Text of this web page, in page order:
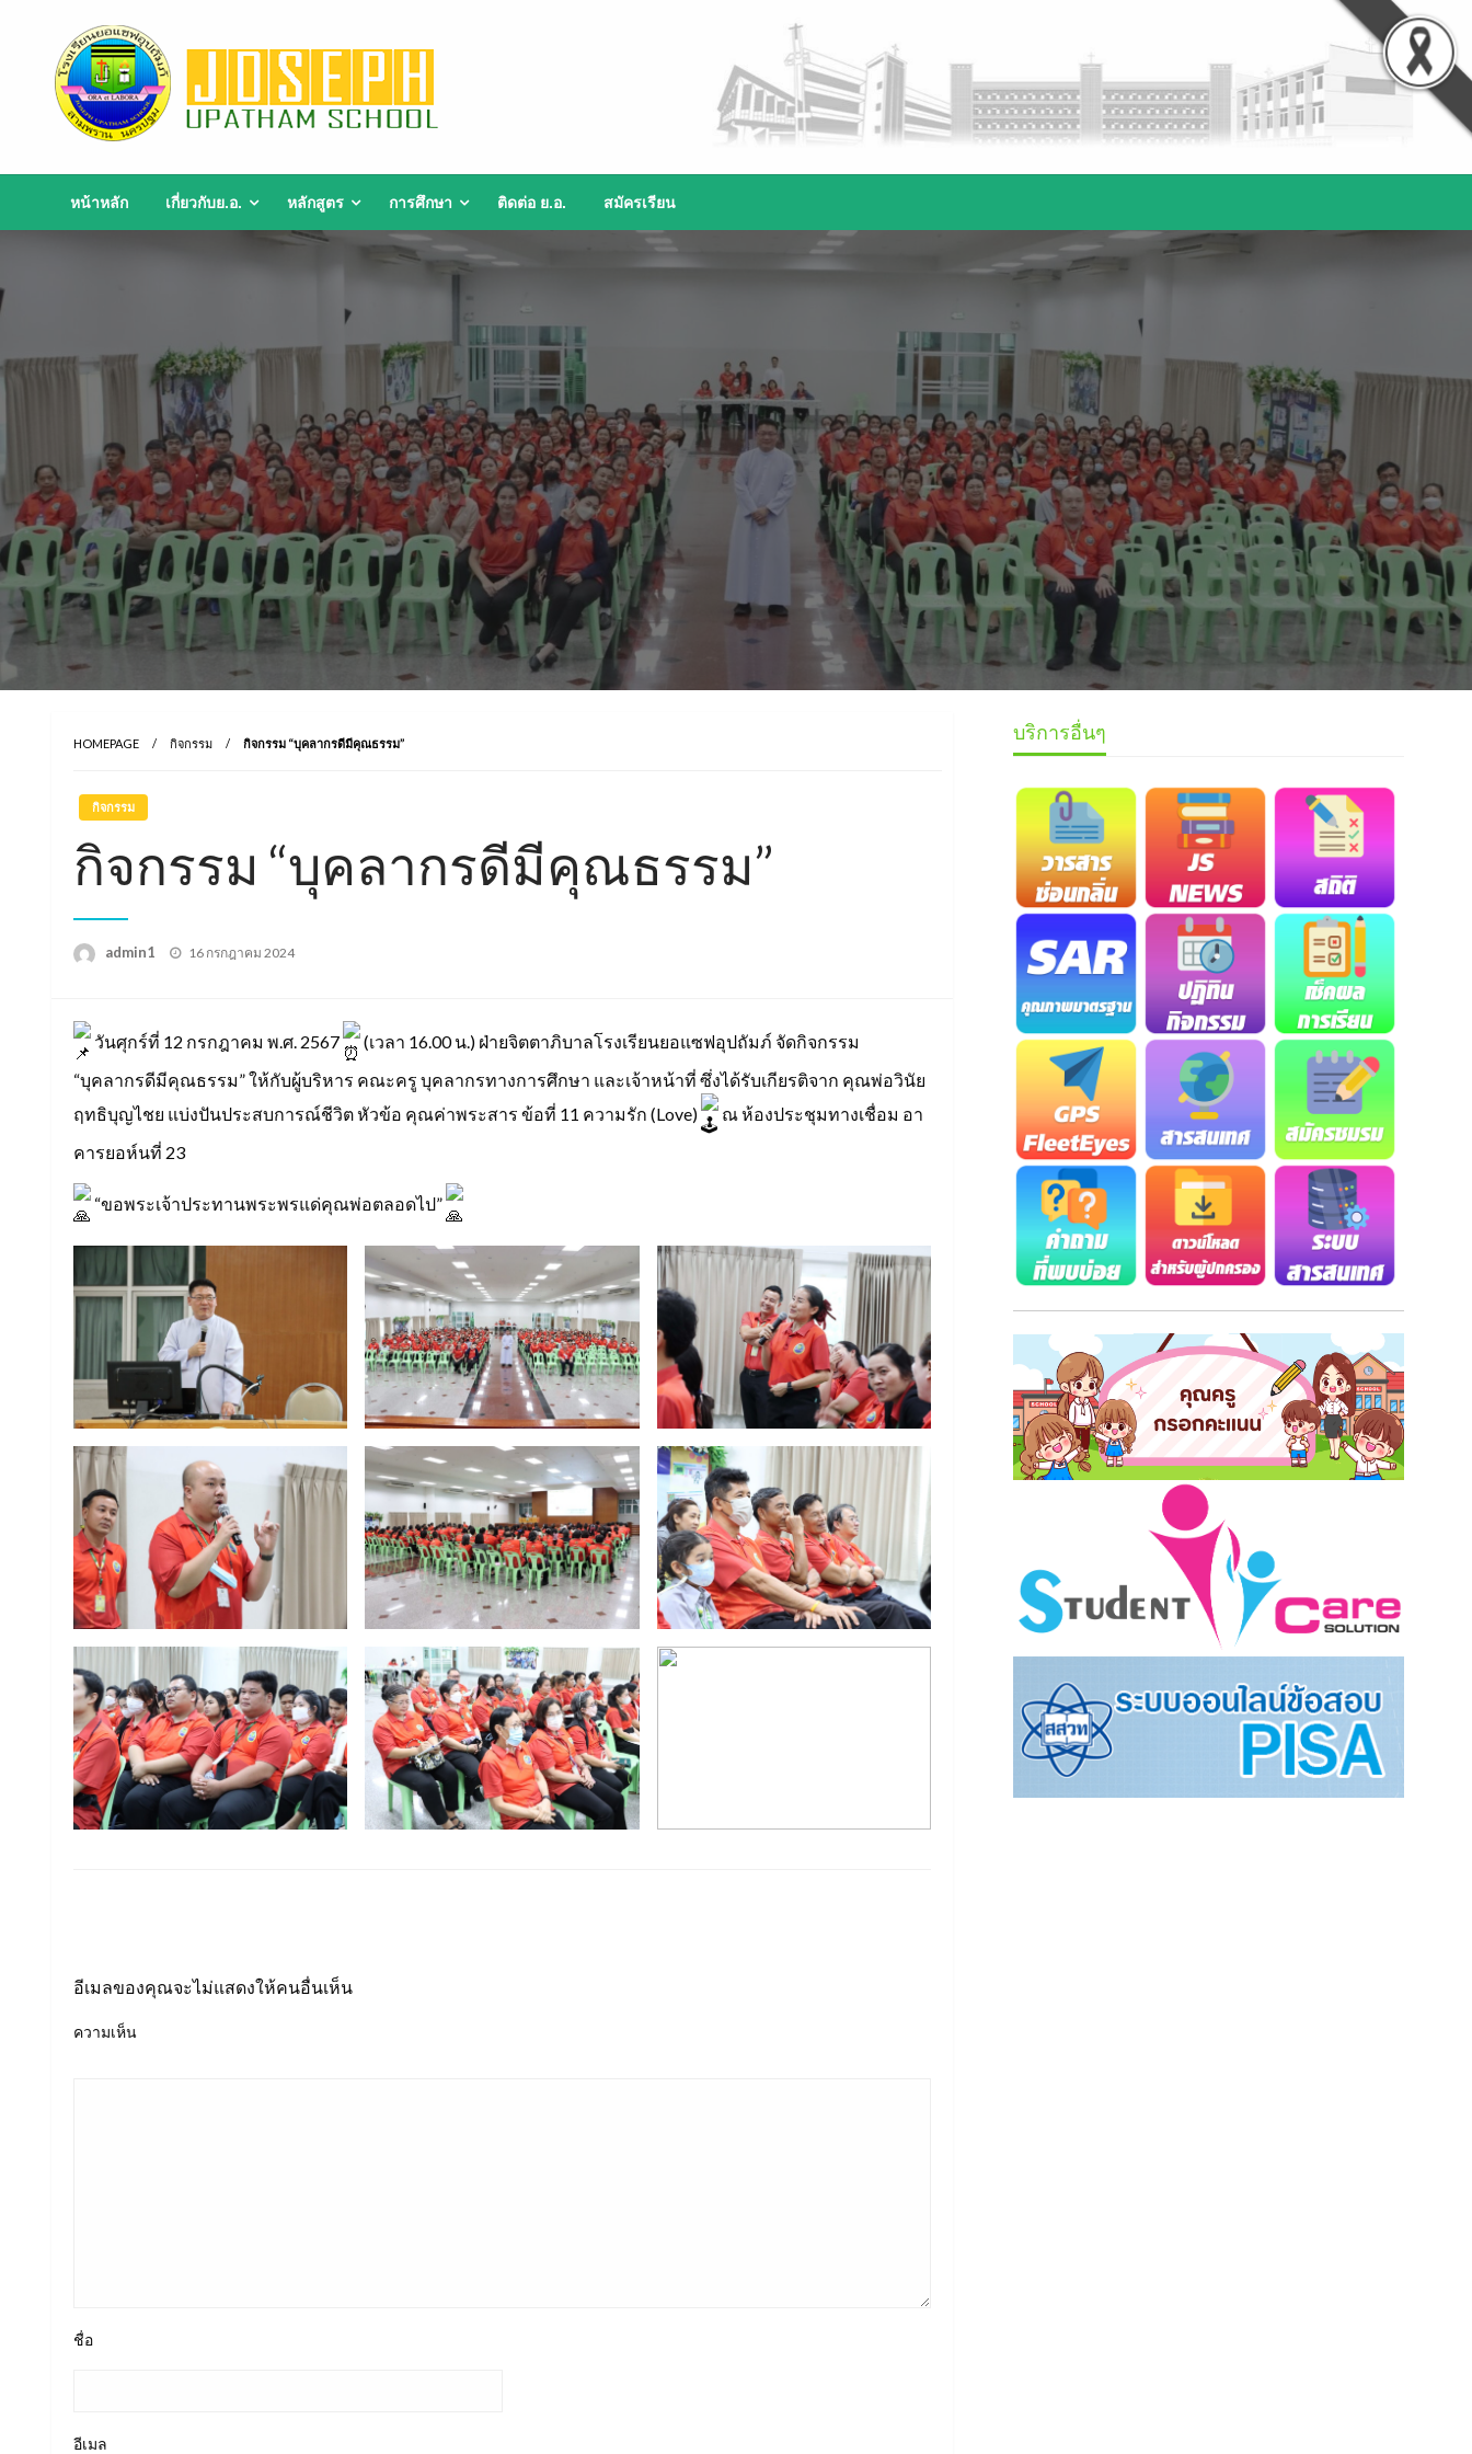
content
หน้าหลัก เกี่ยวกับย.อ. หลักสูตร การศึกษา ติดต่อ ย.อ. สมัครเรียน
HOMEPAGE กิจกรรม กิจกรรม “บุคลากรดีมีคุณธรรม”
กิจกรรม
กิจกรรม “บุคลากรดีมีคุณธรรม”
admin1
Posted
16 กรกฎาคม 2024
วันศุกร์ที่ 12 กรกฎาคม พ.ศ. 2567
(เวลา 16.00 น.) ฝ่ายจิตตาภิบาลโรงเรียนยอแซฟอุปถัมภ์ จัดกิจกรรม
“บุคลากรดีมีคุณธรรม” ให้กับผู้บริหาร คณะครู บุคลากรทางการศึกษา และเจ้าหน้าที่ ซึ่งได้รับเกียรติจาก คุณพ่อวินัย
ฤทธิบุญไชย แบ่งปันประสบการณ์ชีวิต หัวข้อ คุณค่าพระสาร ข้อที่ 11 ความรัก (Love)
ณ ห้องประชุมทางเชื่อม อา
คารยอห์นที่ 23
“ขอพระเจ้าประทานพระพรแด่คุณพ่อตลอดไป”
อีเมลของคุณจะไม่แสดงให้คนอื่นเห็น
ความเห็น
ชื่อ
อีเมล
บริการอื่นๆ